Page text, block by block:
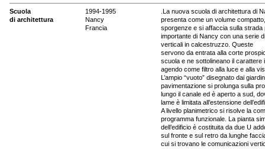
Scuola
di architettura
1994-1995
Nancy
Francia
.La nuova scuola di architettura di
presenta come un volume
sporgenze e si affaccia sulla strada
importante di Nancy con una serie
verticali in calcestruzzo. Queste
servono da entrata alla corte
scuola e ne sottolineano il carattere
agendo come filtro alla luce e alla
L’ampio “vuoto” disegnato dai
pavimentazione si prolunga sulla
lungo il canale ed è aperto a sud,
lame è limitata all’estensione
A livello planimetrico si risolve la
programma funzionale. La pianta
dell’edificio è costituita da due U
sul fronte e sul retro da lunghe
cui si trovano le comunicazioni